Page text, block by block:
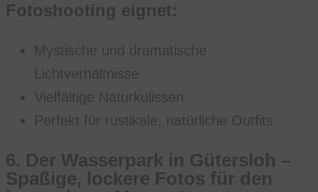
Fotoshooting eignet:
Mystische und dramatische
Lichtverhältnisse
Vielfältige Naturkulissen
Perfekt für rustikale, natürliche Outfits
6. Der Wasserpark in Gütersloh –
Spaßige, lockere Fotos für den